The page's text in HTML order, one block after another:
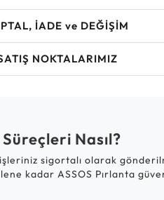
İADE ve DEĞİŞİM
NOKTALARIMIZ
Nasıl?
sigortalı olarak
kadar ASSOS Pırlanta